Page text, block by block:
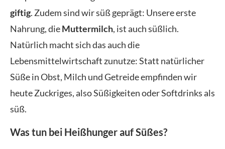
giftig. Zudem sind wir süß geprägt: Unsere erste
Nahrung, dieMuttermilch, ist auch süßlich.
Natürlich macht sich das auch die
Lebensmittelwirtschaft zunutze: Statt natürlicher
Süße in Obst, Milch und Getreide empfinden wir
heute Zuckriges, also Süßigkeiten oder Softdrinks als
süß.
Was tun bei Heißhunger auf Süßes?